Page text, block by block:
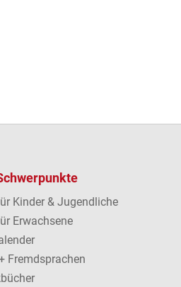
Kinder & Jugendliche
Erwachsene
Fremdsprachen